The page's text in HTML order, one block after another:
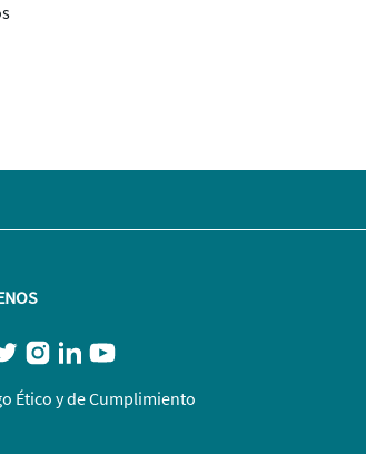
Ético y de Cumplimiento